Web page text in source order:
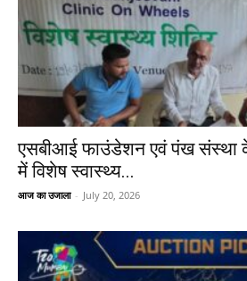
एसबीआई फाउंडेशन एवं पंख संस्था
में विशेष स्वास्थ्य...
आज का उजाला - July 20, 2026